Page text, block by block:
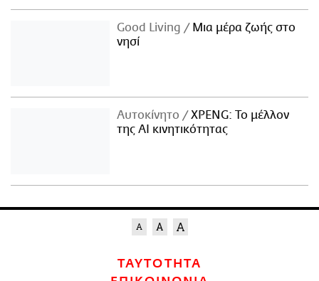
Good Living
Μια μέρα ζωής στο
νησί
Αυτοκίνητο
XPENG: Το μέλλον
της AI κινητικότητας
ΤΑΥΤΟΤΗΤΑ